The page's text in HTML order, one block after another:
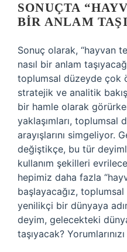
SONUÇTA
BIR ANLAM
Sonuç olarak, “hayvan
nasıl bir anlam
toplumsal düzeyde çok
stratejik ve analitik
bir hamle olarak
yaklaşımları, toplumsal
arayışlarını simgeliyor.
değiştikçe, bu tür
kullanım şekilleri
hepimiz daha fazla
başlayacağız,
yenilikçi bir dünyaya
deyim, gelecekteki
taşıyacak?